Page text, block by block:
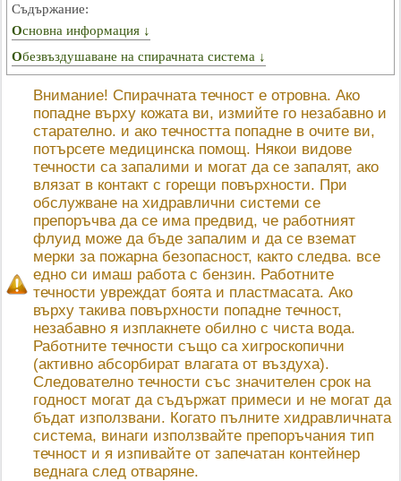
Съдържание:
Основна информация ↓
Обезвъздушаване на спирачната система ↓
Внимание! Спирачната течност е отровна. Ако
попадне върху кожата ви, измийте го незабавно и
старателно. и ако течността попадне в очите ви,
потърсете медицинска помощ. Някои видове
течности са запалими и могат да се запалят, ако
влязат в контакт с горещи повърхности. При
обслужване на хидравлични системи се
препоръчва да се има предвид, че работният
флуид може да бъде запалим и да се вземат
мерки за пожарна безопасност, както следва. все
едно си имаш работа с бензин. Работните
течности увреждат боята и пластмасата. Ако
върху такива повърхности попадне течност,
незабавно я изплакнете обилно с чиста вода.
Работните течности също са хигроскопични
(активно абсорбират влагата от въздуха).
Следователно течности със значителен срок на
годност могат да съдържат примеси и не могат да
бъдат използвани. Когато пълните хидравличната
система, винаги използвайте препоръчания тип
течност и я изпивайте от запечатан контейнер
веднага след отваряне.